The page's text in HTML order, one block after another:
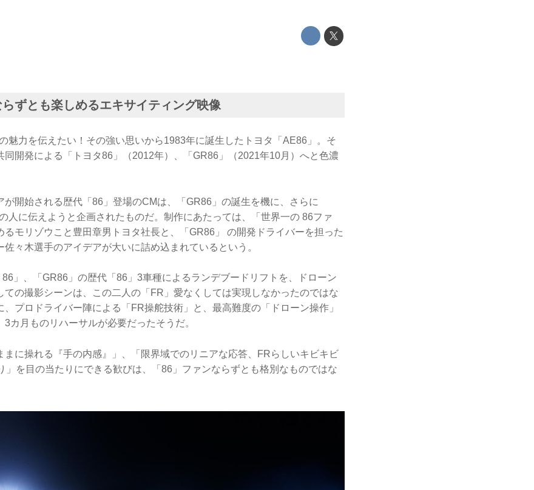
らずとも楽しめるエキサイティング映像
魅力を伝えたい！その強い思いから1983年に誕生したトヨタ「AE86」。そ
同開発による「トヨタ86」（2012年）、「GR86」（2021年10月）へと色濃
が開始される歴代「86」登場のCMは、「GR86」の誕生を機に、さらに
人に伝えようと企画されたものだ。制作にあたっては、「世界一の 86ファ
るモリゾウこと豊田章男トヨタ社長と、「GR86」 の開発ドライバーを担った
佐々木選手のアイデアが大いに詰め込まれているという。
86」、「GR86」の歴代「86」3車種によるランデブードリフトを、ドローン
ての撮影シーンは、この二人の「FR」愛なくしては実現しなかったのではな
、プロドライバー陣による「FR操舵技術」と、最高難度の「ドローン操作」
カ月ものリハーサルが必要だったそうだ。
まに操れる『手の内感』」、「限界域でのリニアな応答、FRらしいキビキビ
」を目の当たりにできる歓びは、「86」ファンならずとも格別なものではな